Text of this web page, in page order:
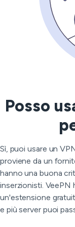
Posso
Sì, puoi usare un
proviene da un
hanno una buona
inserzionisti. VeePN
un'estensione
e più server puoi